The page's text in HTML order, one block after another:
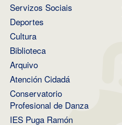
Servizos Sociais
Deportes
Cultura
Biblioteca
Arquivo
Atención Cidadá
Conservatorio
Profesional de Danza
IES Puga Ramón